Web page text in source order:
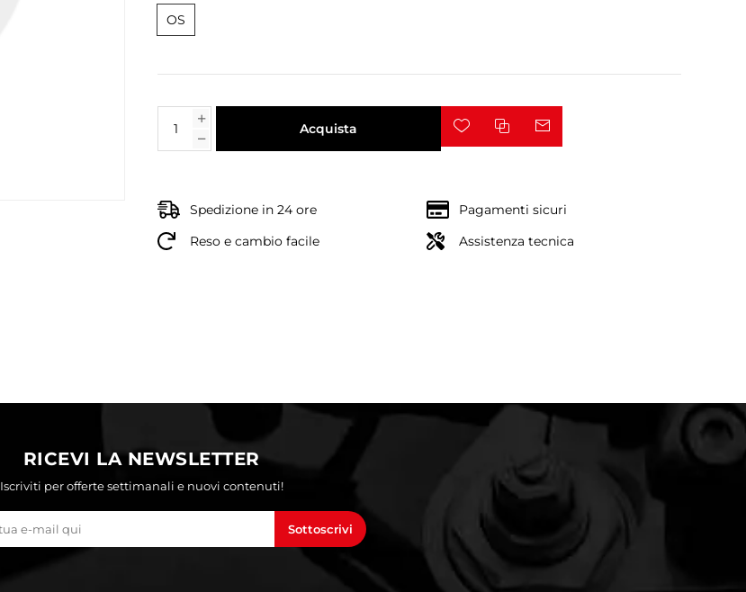
OS
Acquista
Spedizione in 24 ore
Pagamenti sicuri
Reso e cambio facile
Assistenza tecnica
RICEVI LA NEWSLETTER
Iscriviti per offerte settimanali e nuovi contenuti!
Sottoscrivi